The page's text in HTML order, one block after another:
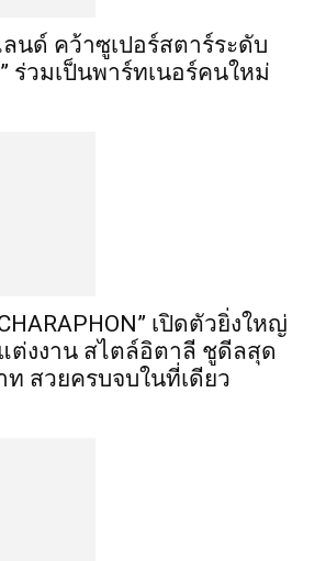
นด์ คว้าซูเปอร์สตาร์ระดับ
ร่วมเป็นพาร์ทเนอร์คนใหม่
เปิดตัวยิ่งใหญ่
ต่งงาน สไตล์อิตาลี ชูดีลสุด
ท สวยครบจบในที่เดียว